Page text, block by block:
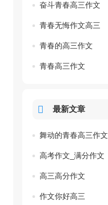
奋斗青春高三作文
青春无悔作文高三
青春的高三作文
青春高三作文
最新文章
舞动的青春高三作文
高考作文_满分作文
高三高分作文
作文你好高三